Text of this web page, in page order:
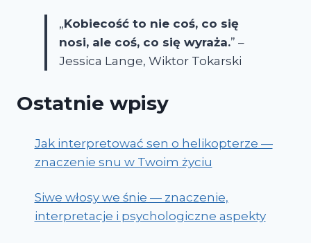
„Kobiecość to nie coś, co się
nosi, ale coś, co się wyraża.” –
Jessica Lange, Wiktor Tokarski
Ostatnie wpisy
Jak interpretować sen o helikopterze —
znaczenie snu w Twoim życiu
Siwe włosy we śnie — znaczenie,
interpretacje i psychologiczne aspekty